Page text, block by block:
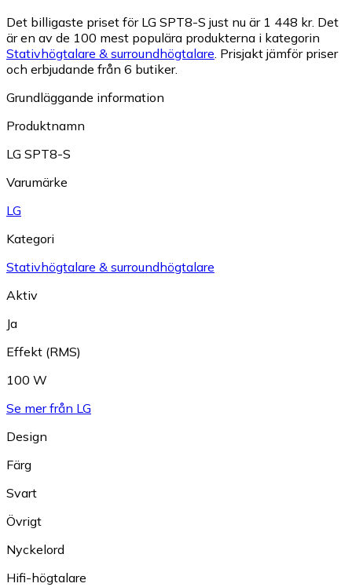
Det billigaste priset för LG SPT8-S just nu är 1 448 kr. Det
är en av de 100 mest populära produkterna i kategorin
Stativhögtalare & surroundhögtalare. Prisjakt jämför priser
och erbjudande från 6 butiker.
Grundläggande information
Produktnamn
LG SPT8-S
Varumärke
LG
Kategori
Stativhögtalare & surroundhögtalare
Aktiv
Ja
Effekt (RMS)
100 W
Se mer från LG
Design
Färg
Svart
Övrigt
Nyckelord
Hifi-högtalare